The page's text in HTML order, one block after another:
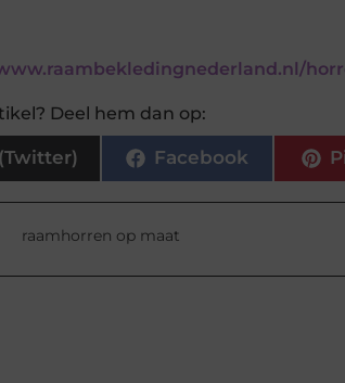
Deel hem dan op:
Facebook
raamhorren op maat